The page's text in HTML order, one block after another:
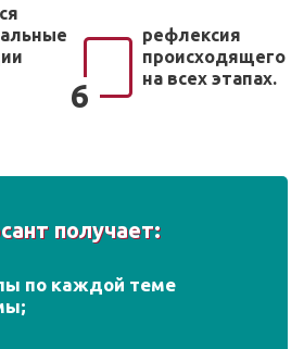
6
рефлексия
происходящего
на всех этапах.
получает:
по каждой теме